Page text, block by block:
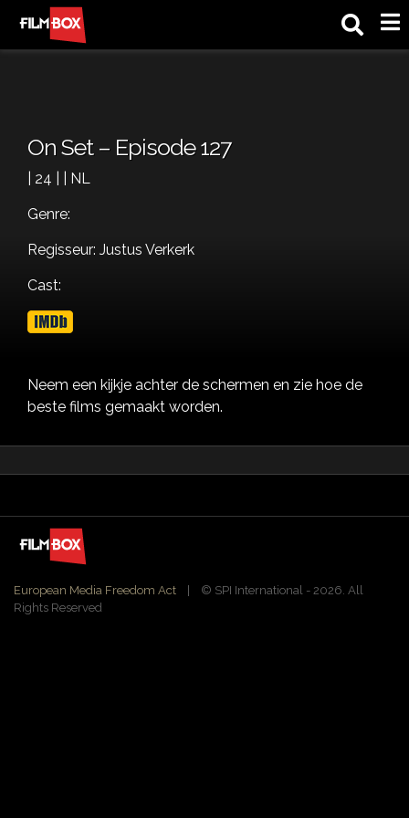
On Set – Episode 127
| 24 | | NL
Genre:
Regisseur: Justus Verkerk
Cast:
Neem een kijkje achter de schermen en zie hoe de
beste films gemaakt worden.
European Media Freedom Act | ©️ SPI International - 2026. All
Rights Reserved